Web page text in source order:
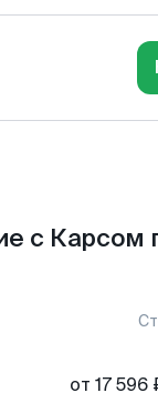
с Карсом
от 17 596